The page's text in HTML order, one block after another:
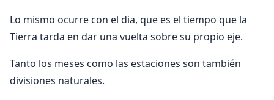
Lo mismo ocurre con el dia, que es el tiempo que la
Tierra tarda en dar una vuelta sobre su propio eje.
Tanto los meses como las estaciones son también
divisiones naturales.